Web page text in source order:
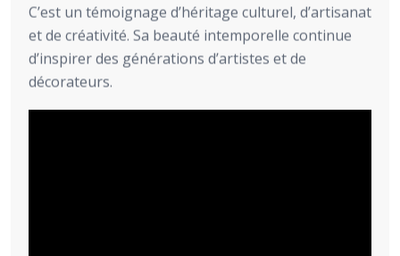
C’est un témoignage d’héritage culturel, d’artisanat
et de créativité. Sa beauté intemporelle continue
d’inspirer des générations d’artistes et de
décorateurs.